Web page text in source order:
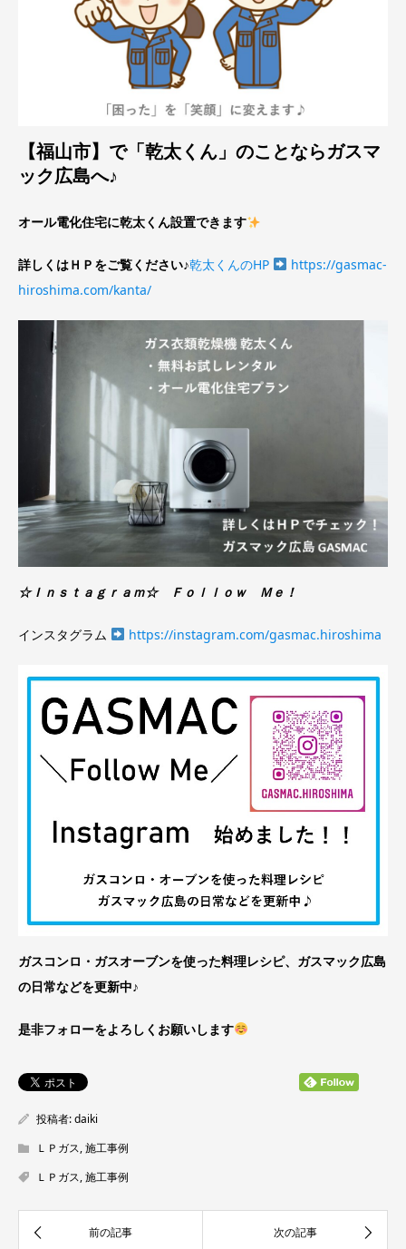
【福山市】で「乾太くん」のことならガスマ
ック広島へ♪
オール電化住宅に乾太くん設置できます
詳しくはＨＰをご覧ください♪乾太くんのHP
https://gasmac-
hiroshima.com/kanta/
☆Ｉｎｓｔａｇｒａｍ☆ Ｆｏｌｌｏｗ Ｍｅ！
インスタグラム https://instagram.com/gasmac.hiroshima
ガスコンロ・ガスオーブンを使った料理レシピ、ガスマック広島
の日常などを更新中♪
是非フォローをよろしくお願いします
投稿者:daiki
ＬＰガス,施工事例
ＬＰガス,施工事例